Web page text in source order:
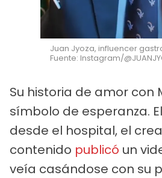
Juan Jyoza, influencer
Fuente: Instagram/
Su historia de amor con
símbolo de esperanza.
desde el hospital, el
contenido publicó un
veía casándose con su